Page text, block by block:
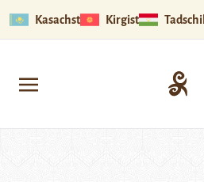
Kasachstan Kirgistan